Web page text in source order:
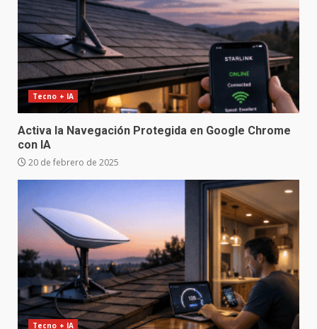
Tecno + IA
Activa la Navegación Protegida en Google Chrome
con IA
20 de febrero de 2025
Tecno + IA